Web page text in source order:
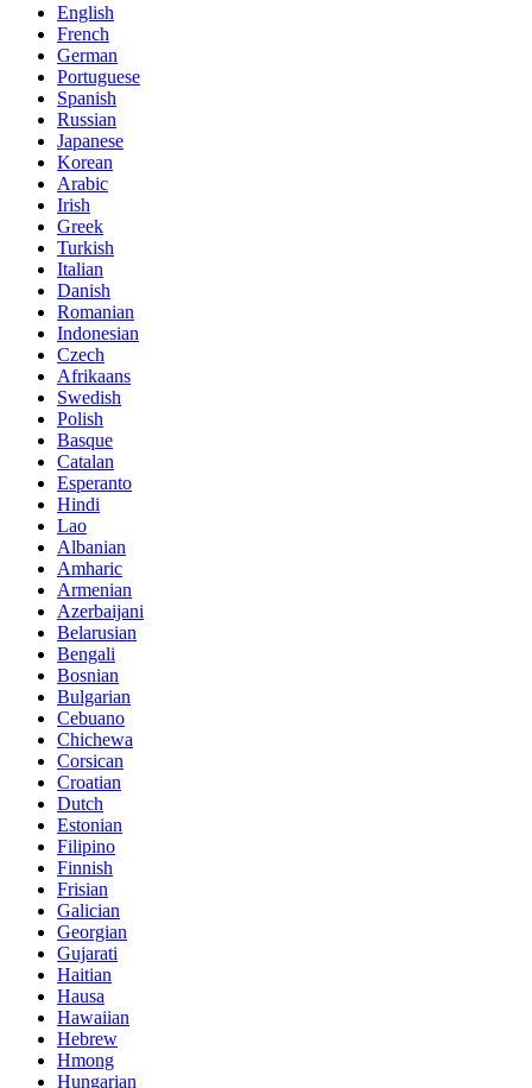
English
French
German
Portuguese
Spanish
Russian
Japanese
Korean
Arabic
Irish
Greek
Turkish
Italian
Danish
Romanian
Indonesian
Czech
Afrikaans
Swedish
Polish
Basque
Catalan
Esperanto
Hindi
Lao
Albanian
Amharic
Armenian
Azerbaijani
Belarusian
Bengali
Bosnian
Bulgarian
Cebuano
Chichewa
Corsican
Croatian
Dutch
Estonian
Filipino
Finnish
Frisian
Galician
Georgian
Gujarati
Haitian
Hausa
Hawaiian
Hebrew
Hmong
Hungarian